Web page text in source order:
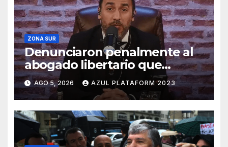
ZONA SUR
Denunciaron penalmente al
abogado libertario que
propuso tirar napalm sobre el
Gran Buenos Aires
AGO 5, 2026 AZUL PLATAFORM 2023